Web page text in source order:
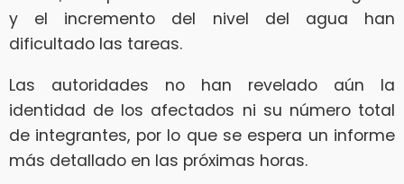
y el incremento del nivel del agua han
dificultado las tareas.
Las autoridades no han revelado aún la
identidad de los afectados ni su número total
de integrantes, por lo que se espera un informe
más detallado en las próximas horas.